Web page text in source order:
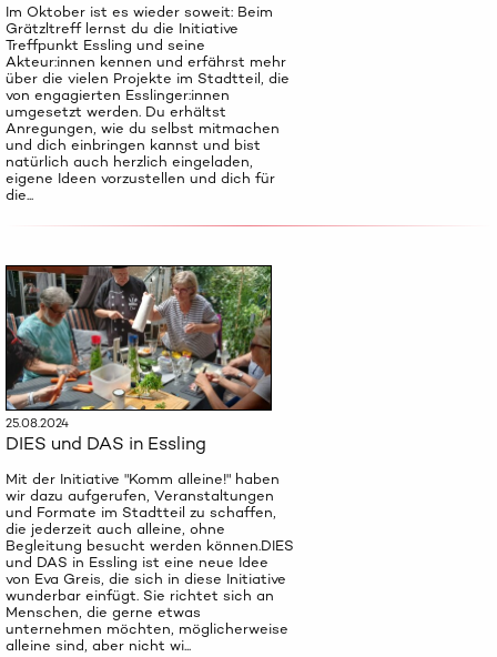
Im Oktober ist es wieder soweit: Beim
Grätzltreff lernst du die Initiative
Treffpunkt Essling und seine
Akteur:innen kennen und erfährst mehr
über die vielen Projekte im Stadtteil, die
von engagierten Esslinger:innen
umgesetzt werden. Du erhältst
Anregungen, wie du selbst mitmachen
und dich einbringen kannst und bist
natürlich auch herzlich eingeladen,
eigene Ideen vorzustellen und dich für
die...
25.08.2024
DIES und DAS in Essling
Mit der Initiative "Komm alleine!" haben
wir dazu aufgerufen, Veranstaltungen
und Formate im Stadtteil zu schaffen,
die jederzeit auch alleine, ohne
Begleitung besucht werden können.DIES
und DAS in Essling ist eine neue Idee
von Eva Greis, die sich in diese Initiative
wunderbar einfügt. Sie richtet sich an
Menschen, die gerne etwas
unternehmen möchten, möglicherweise
alleine sind, aber nicht wi...